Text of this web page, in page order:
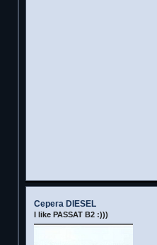
Серега DIESEL
I like PASSAT B2 :)))